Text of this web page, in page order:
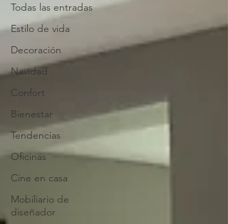
Todas las entradas
Estilo de vida
Decoración
Navidad
Confort
Bienestar
Tendencias
Oficinas
Cine en casa
Mobiliario de
diseñador